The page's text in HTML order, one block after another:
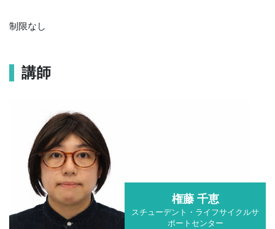
制限なし
講師
権藤 千恵
スチューデント・ライフサイクルサ
ポートセンター